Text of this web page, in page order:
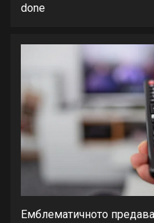
done
Емблематичното